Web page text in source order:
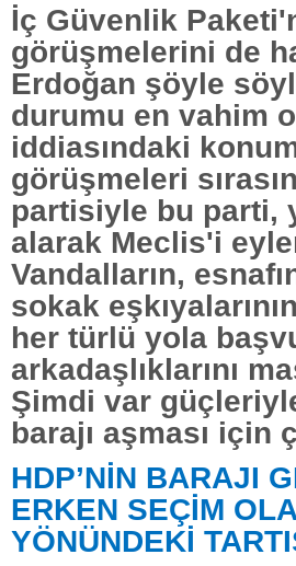
İç Güvenlik
görüşmelerini de
Erdoğan şöyle
durumu en vahim
iddiasındaki
görüşmeleri
partisiyle bu parti,
alarak Meclis'i
Vandalların,
sokak
her türlü yola
arkadaşlıklarını
Şimdi var
barajı aşması için
HDP’NİN BARAJI
ERKEN SEÇİM
YÖNÜNDEKİ